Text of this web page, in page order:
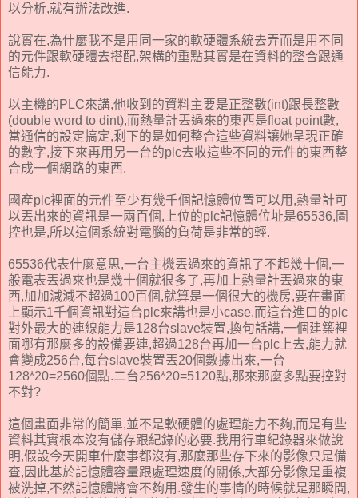
以分析,就有辦法改進.
說實在,為什麼我不是用同一家的軟硬體系統去弄而是用不同
的元件跟軟硬體去搭配,架構的重點其實是在資料的整合跟通
信能力.
以主機的PLC來講,他收到的資料主要是正整數(int)跟長整數
(double word to dint),而熱量計丟過來的東西是float point數,
當通信的設定搞定,剩下的是如何整合這些資料讓她呈現正確
的數字,接下來再用另一台的plc去收這些不同的元件的東西整
合成一個網路的東西.
國產plc裡面的元件至少有幾千個記憶體位置可以用,熱量計可
以丟出來的資訊是一兩百個,上位的plc記憶體位址是65536,圖
控也是,所以這個系統對電腦的負荷是非常的輕.
65536代表什麼意思,一台主機丟過來的資訊了不起幾十個,一
般電表丟過來也是幾十個就很多了,再加上熱量計丟過來的東
西,加加減減不超過100百個,就算是一個很大的機房,要在畫面
上顯示1千個資訊對這台plc來講也是小case.而這台進口的plc
對外最大的連線能力是128台slave裝置,換句話講,一個建築裡
面哪有那麼多的設備要連,超過128台再加一台plc上去,能力就
會變成256台,每台slave裝置丟20個數據出來,一台
128*20=2560個點.二台256*20=5120點,那來那麼多點要控對
不對?
這個畫面非常的簡單,並不是軟硬體的處理能力不夠,而是有些
資料其實根本沒有儲存跟紀錄的必要.我用行車紀錄器來做說
明,假設今天開車什麼事都沒有,那麼那些存下來的影像只是備
查,因此基於記憶體容量跟處理速度的關係,大部分影像是重複
被洗掉,不然記憶體將會不夠用.發生的事情的時候就是那瞬間,